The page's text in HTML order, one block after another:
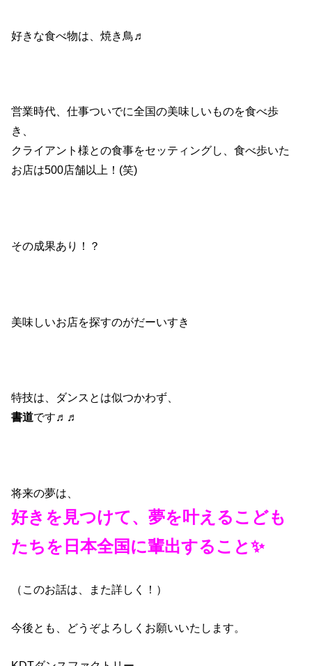
好きな食べ物は、焼き鳥♬
営業時代、仕事ついでに全国の美味しいものを食べ歩
き、
クライアント様との食事をセッティングし、食べ歩いた
お店は500店舗以上！(笑)
その成果あり！？
美味しいお店を探すのがだーいすき
特技は、ダンスとは似つかわず、
書道です♬♬
将来の夢は、
好きを見つけて、夢を叶えるこども
たちを日本全国に輩出すること✨
（このお話は、また詳しく！）
今後とも、どうぞよろしくお願いいたします。